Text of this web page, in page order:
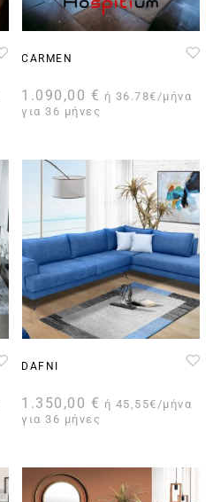
CARMEN
1.090,00 € ή 36.78€/μήνα
για 36 μήνες
DAFNI
1.350,00 € ή 45,55€/μήνα
για 36 μήνες